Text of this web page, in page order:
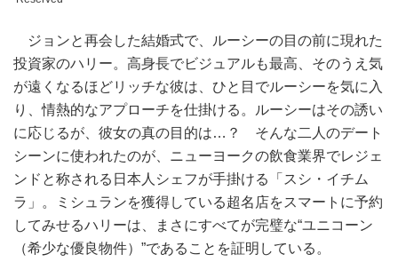
ジョンと再会した結婚式で、ルーシーの目の前に現れた
投資家のハリー。高身長でビジュアルも最高、そのうえ気
が遠くなるほどリッチな彼は、ひと目でルーシーを気に入
り、情熱的なアプローチを仕掛ける。ルーシーはその誘い
に応じるが、彼女の真の目的は…？ そんな二人のデート
シーンに使われたのが、ニューヨークの飲食業界でレジェ
ンドと称される日本人シェフが手掛ける「スシ・イチム
ラ」。ミシュランを獲得している超名店をスマートに予約
してみせるハリーは、まさにすべてが完璧な“ユニコーン
（希少な優良物件）”であることを証明している。